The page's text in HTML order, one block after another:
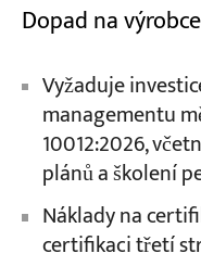
Dopad na
Vyžaduje
managementu
10012:2026,
plánů a školení
Náklady na
certifikaci třetí